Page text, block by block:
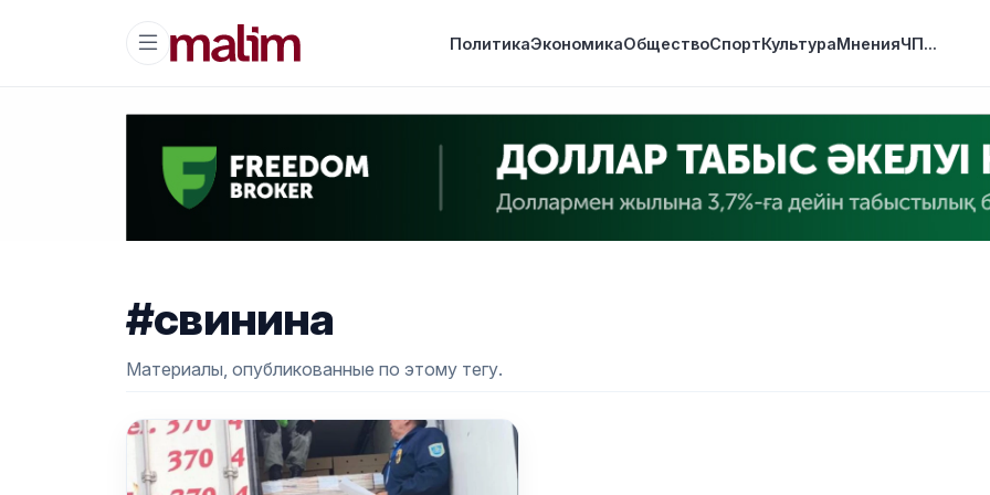
ПолитикаЭкономикаОбществоСпортКультураМненияЧП...
#свинина
Материалы, опубликованные по этому тегу.